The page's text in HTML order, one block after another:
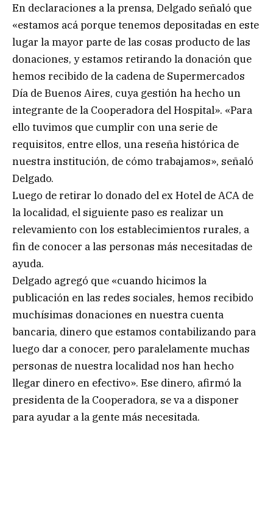
En declaraciones a la prensa, Delgado señaló que
«estamos acá porque tenemos depositadas en este
lugar la mayor parte de las cosas producto de las
donaciones, y estamos retirando la donación que
hemos recibido de la cadena de Supermercados
Día de Buenos Aires, cuya gestión ha hecho un
integrante de la Cooperadora del Hospital». «Para
ello tuvimos que cumplir con una serie de
requisitos, entre ellos, una reseña histórica de
nuestra institución, de cómo trabajamos», señaló
Delgado.
Luego de retirar lo donado del ex Hotel de ACA de
la localidad, el siguiente paso es realizar un
relevamiento con los establecimientos rurales, a
fin de conocer a las personas más necesitadas de
ayuda.
Delgado agregó que «cuando hicimos la
publicación en las redes sociales, hemos recibido
muchísimas donaciones en nuestra cuenta
bancaria, dinero que estamos contabilizando para
luego dar a conocer, pero paralelamente muchas
personas de nuestra localidad nos han hecho
llegar dinero en efectivo». Ese dinero, afirmó la
presidenta de la Cooperadora, se va a disponer
para ayudar a la gente más necesitada.